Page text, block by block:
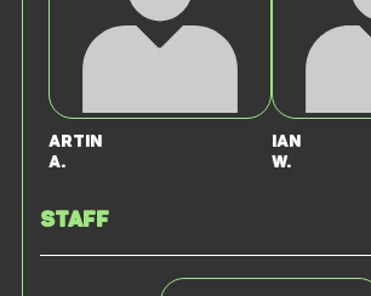
Artin
A.
Ian
W.
Staff